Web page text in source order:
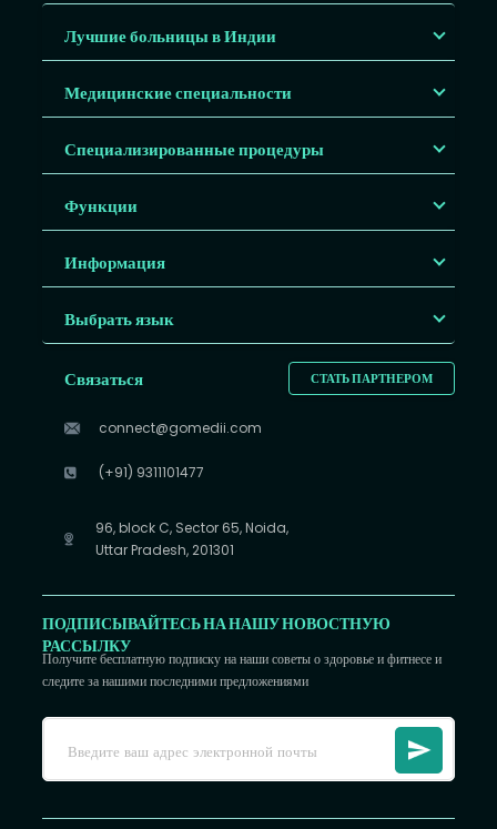
Лучшие больницы в Индии
Медицинские специальности
Специализированные процедуры
Функции
Информация
Выбрать язык
СТАТЬ ПАРТНЕРОМ
Связаться
connect@gomedii.com
(+91) 9311101477
96, block C, Sector 65, Noida,
Uttar Pradesh, 201301
ПОДПИСЫВАЙТЕСЬ НА НАШУ НОВОСТНУЮ
РАССЫЛКУ
Получите бесплатную подписку на наши советы о здоровье и фитнесе и
следите за нашими последними предложениями